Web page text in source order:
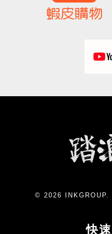
© 2026 INKGROUP.
快